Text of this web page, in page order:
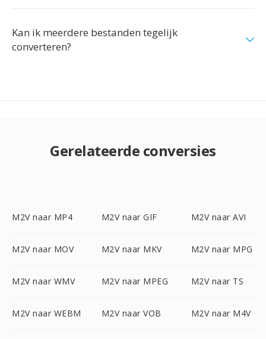
Kan ik meerdere bestanden tegelijk
converteren?
Gerelateerde conversies
M2V naar MP4 M2V naar GIF M2V naar AVI
M2V naar MOV M2V naar MKV M2V naar MPG
M2V naar WMV M2V naar MPEG M2V naar TS
M2V naar WEBM M2V naar VOB M2V naar M4V